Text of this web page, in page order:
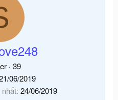
· 39
06/2019
24/06/2019